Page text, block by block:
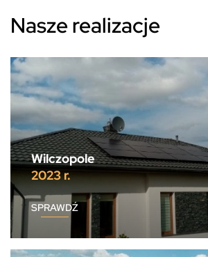
Nasze realizacje
Wilczopole
2023 r.
SPRAWDŹ